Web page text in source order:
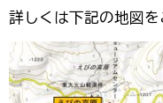
詳しくは下記の地図を